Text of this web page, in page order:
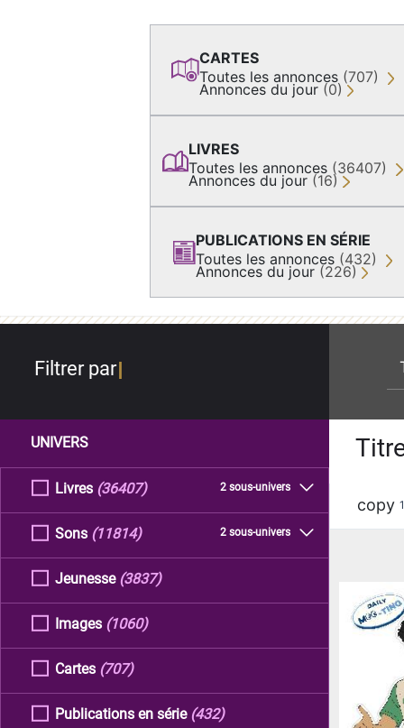
CARTES
Toutes les annonces (707)
Annonces du jour (0)
LIVRES
Toutes les annonces (36407)
Annonces du jour (16)
PUBLICATIONS EN SÉRIE
Toutes les annonces (432)
Annonces du jour (226)
Filtrer par
UNIVERS
Livres 2 sous-univers
(36407)
Sons 2 sous-univers
(11814)
Jeunesse (3837)
Images (1060)
Cartes (707)
Publications en série (432)
copy